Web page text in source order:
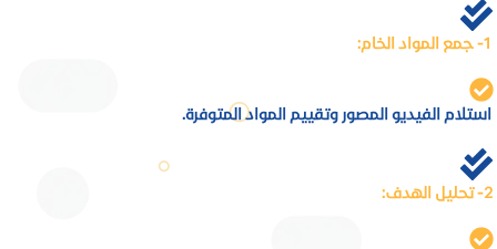
1- جمع المواد الخام:
استلام الفيديو المصور وتقييم المواد المتوفرة.
2- تحليل الهدف: